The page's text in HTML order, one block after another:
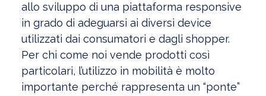
allo sviluppo di una piattaforma responsive
in grado di adeguarsi ai diversi device
utilizzati dai consumatori e dagli shopper.
Per chi come noi vende prodotti così
particolari, l’utilizzo in mobilità è molto
importante perché rappresenta un “ponte”